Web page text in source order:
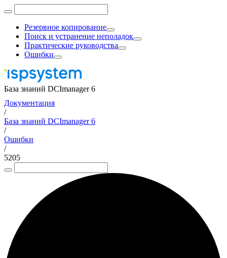
Резервное копирование
Поиск и устранение неполадок
Практические руководства
Ошибки
База знаний DCImanager 6
Документация
/
База знаний DCImanager 6
/
Ошибки
/
5205